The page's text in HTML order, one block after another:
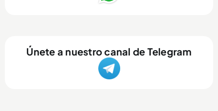
Únete a nuestro canal de Telegram